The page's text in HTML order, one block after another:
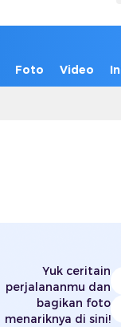
Foto Video
Yuk ceritain
perjalananmu dan
bagikan foto
menariknya di sini!